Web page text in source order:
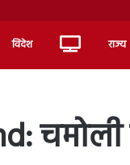
विदेश Live राज्य
चमोली